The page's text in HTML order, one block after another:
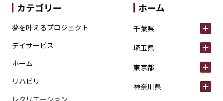
カテゴリー
夢を叶えるプロジェクト
デイサービス
ホーム
リハビリ
レクリエーション
ホーム
千葉県
埼玉県
東京都
神奈川県